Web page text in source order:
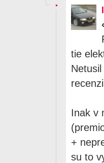
tie
Inak v
+
su to